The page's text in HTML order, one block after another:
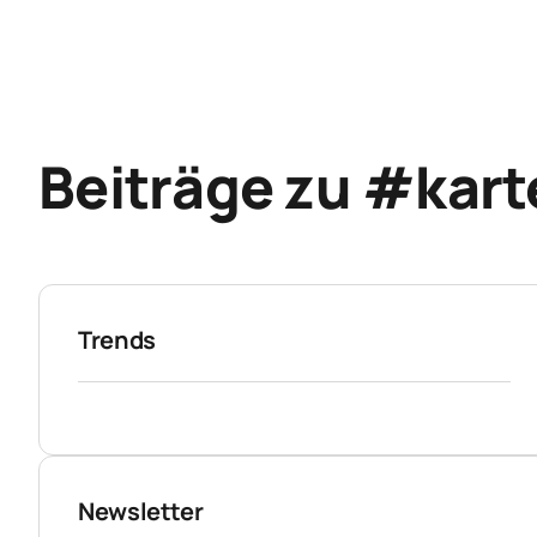
Beiträge zu
Trends
Newsletter